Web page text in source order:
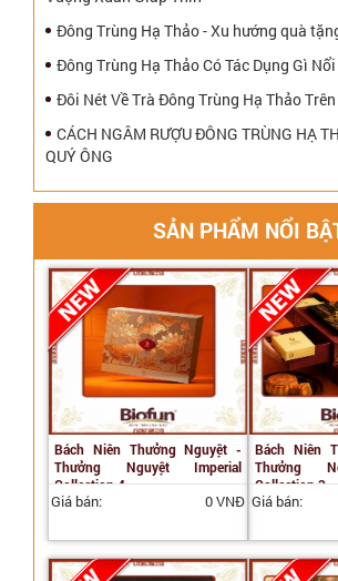
Đông Trùng Hạ Thảo - Xu hướng quà
Đông Trùng Hạ Thảo Có Tác Dụng Gì
Đôi Nét Về Trà Đông Trùng Hạ Thảo
CÁCH NGÂM RƯỢU ĐÔNG TRÙNG HẠ
QUÝ ÔNG
SẢN PHẨM NỔI
Bách Niên Thưởng Nguyệt -
Thưởng Nguyệt Imperial
Collection 4
Giá bán: 0 VNĐ
Bách Niên
Thưởng
Collection 3
Giá bán: